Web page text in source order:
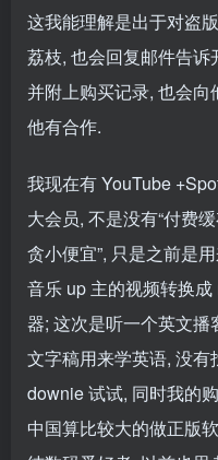
这我能理解是出于对盗
荔枝, 也会回复邮件告
并附上购买记录, 也会
他有合作.
我现在有 YouTube
大会员, 不是没有“付费
贪小便宜”, 只是之前是
音乐 up 主的视频转换
器; 这次是听一个英文
文字稿用来学英语, 没
downie 试试, 同时我的
中国算比较大的做正版